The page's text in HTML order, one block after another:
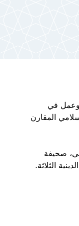
وعمل في
المقارن
كامل الدسوقي، صحيفة
الثلاثة.